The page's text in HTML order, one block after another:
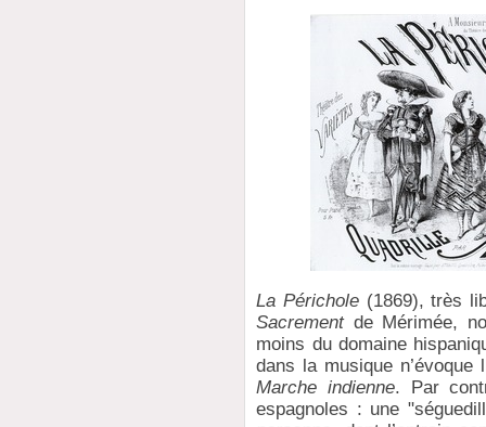
La Périchole (1869), très
Sacrementde Mérimée,
moins du domaine
dans la musique n’évoque
Marche indienne. Par
espagnoles : une